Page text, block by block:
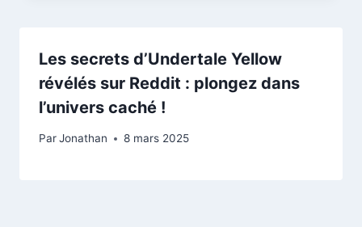
Les secrets d’Undertale Yellow
révélés sur Reddit : plongez dans
l’univers caché !
ParJonathan 8 mars 2025